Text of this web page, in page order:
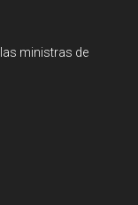
ministras de